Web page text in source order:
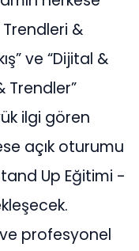
Trendleri &
ve “Dijital &
Trendler”
ilgi gören
açık oturumu
Up Eğitimi -
ve profesyonel